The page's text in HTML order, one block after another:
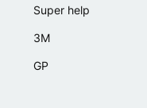
Super help
3M
GP